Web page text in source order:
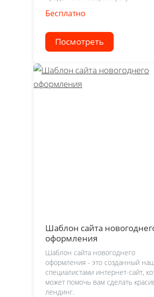
Бесплатно
Посмотреть
Шаблон сайта
оформления
Шаблон сайта новогоднего
оформления - это созданный
специалистами интернет-сайт,
может помочь вам сделать
лендинг.